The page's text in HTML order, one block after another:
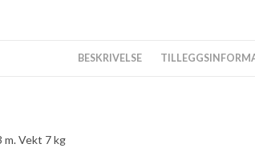
BESKRIVELSE
m. Vekt 7 kg